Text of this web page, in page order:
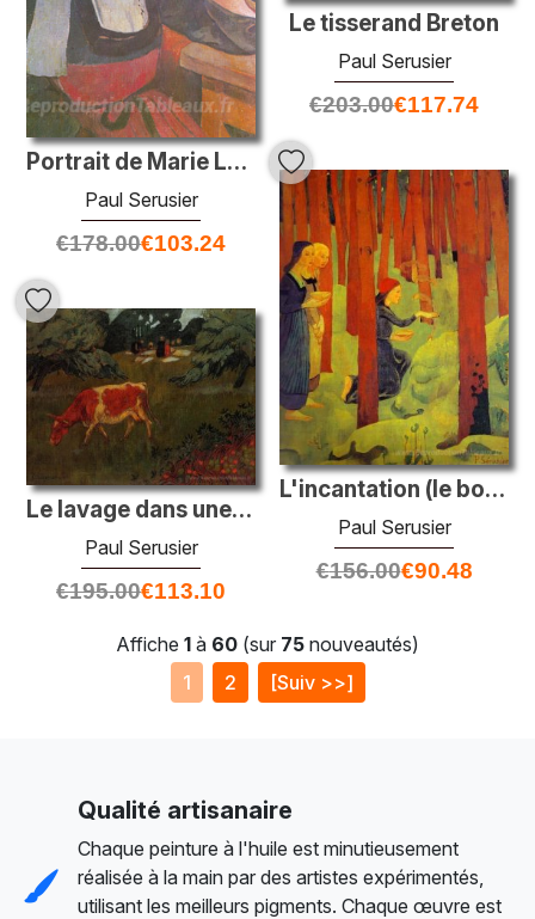
Le tisserand Breton
Paul Serusier
€203.00€117.74
Portrait de Marie Lagadu
Paul Serusier
€178.00€103.24
L'incantation (le bois sacré)
Paul Serusier
€156.00€90.48
Le lavage dans une grande prairie
Paul Serusier
€195.00€113.10
Affiche 1 à 60 (sur 75 nouveautés)
1
2 [Suiv >>]
Qualité artisanaire
Chaque peinture à l'huile est minutieusement
réalisée à la main par des artistes expérimentés,
utilisant les meilleurs pigments. Chaque œuvre est